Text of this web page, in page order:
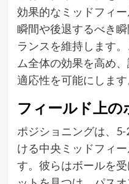
効果的なミッドフィ
瞬間や後退するべき
ランスを維持します
ム全体の効果を高め
適応性を可能にします
フィールド上
ポジショニングは、
ける中央ミッドフィ
す。彼らはボールを